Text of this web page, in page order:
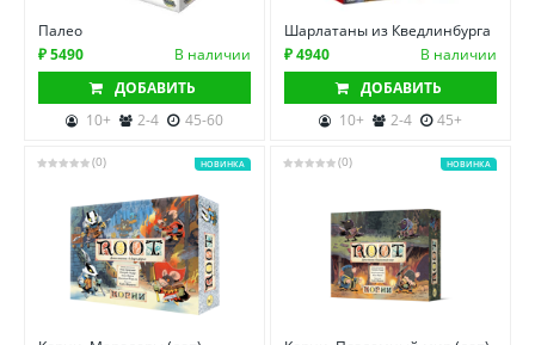
Палео
₽ 5490
В наличии
ДОБАВИТЬ
10+
2-4 45-60
Шарлатаны из Кведлинбурга
₽ 4940
В наличии
ДОБАВИТЬ
10+
2-4 45+
(0) НОВИНКА (0) НОВИНКА